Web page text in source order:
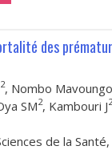
des
, Nombo
SM2, Kambouri J2
de la